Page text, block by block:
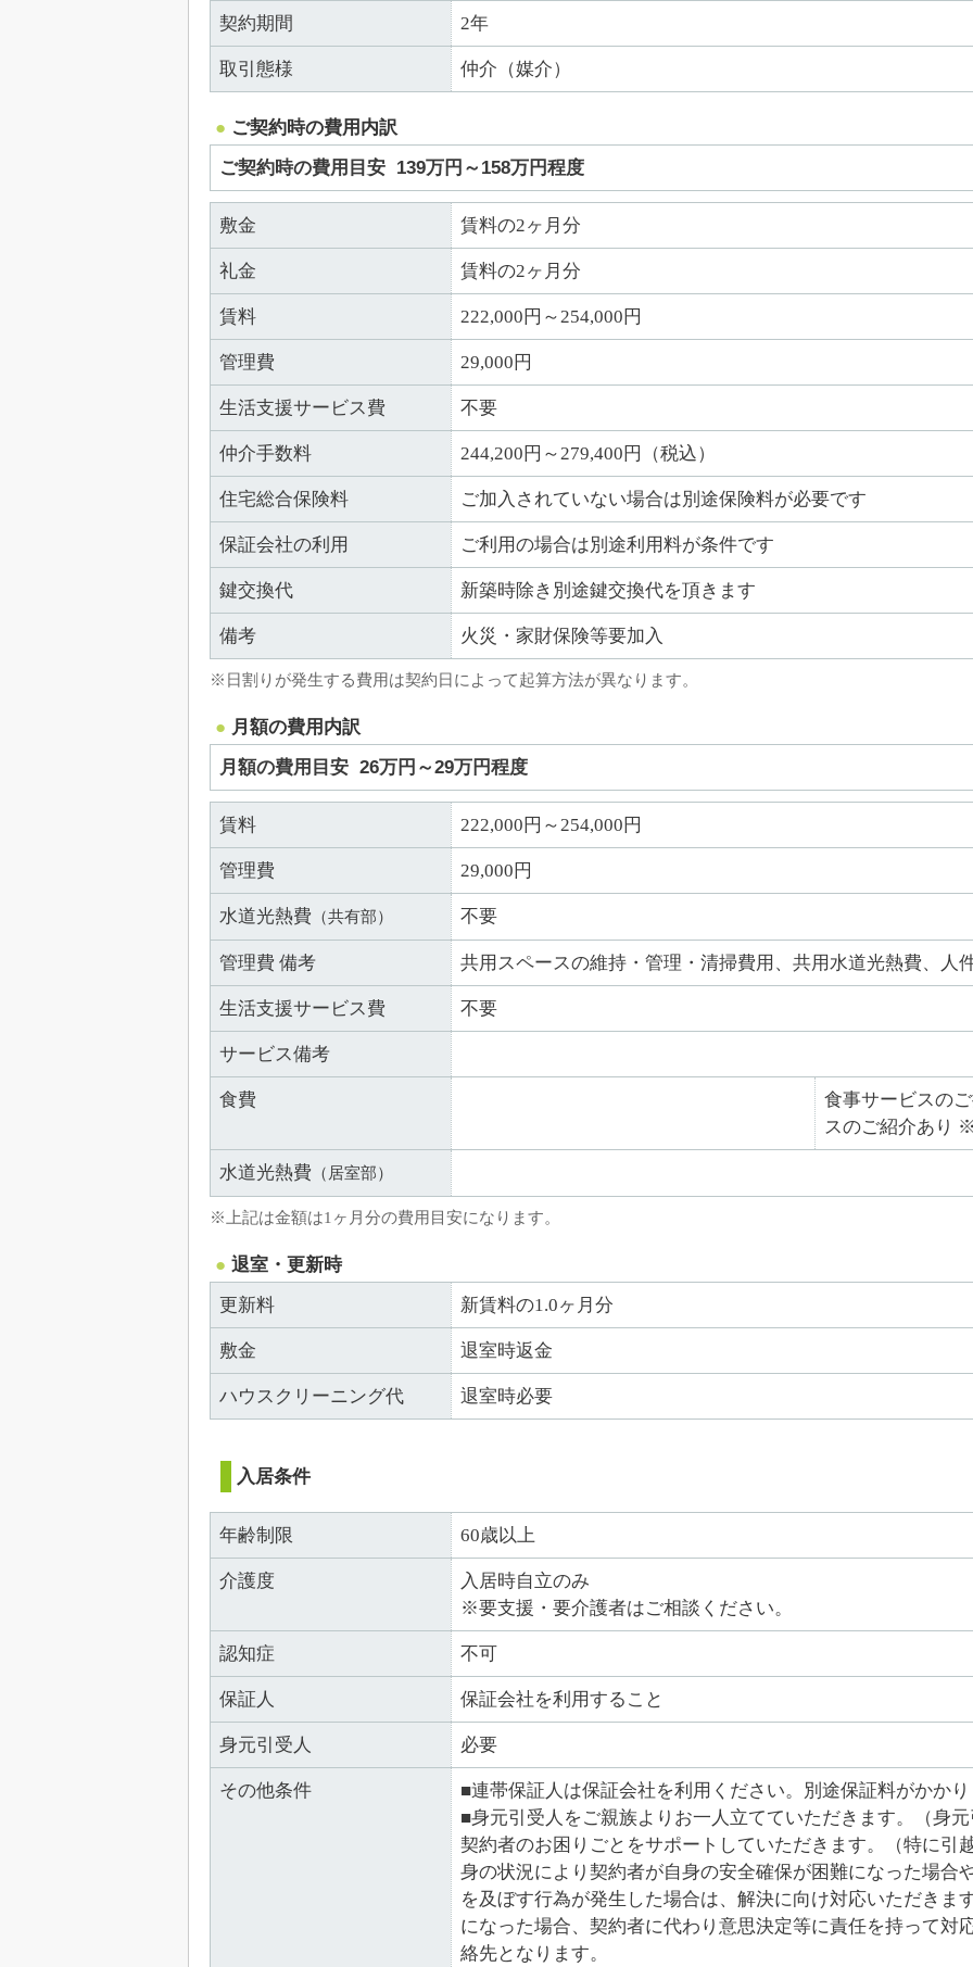
契約期間 2年
取引態様 仲介（媒介）
ご契約時の費用内訳
ご契約時の費用目安 139万円～158万円程度
敷金 賃料の2ヶ月分
礼金 賃料の2ヶ月分
賃料 222,000円～254,000円
管理費 29,000円
生活支援サービス費 不要
仲介手数料 244,200円～279,400円（税込）
住宅総合保険料 ご加入されていない場合は別途保険料が必要です
保証会社の利用 ご利用の場合は別途利用料が条件です
鍵交換代 新築時除き別途鍵交換代を頂きます
備考 火災・家財保険等要加入
※日割りが発生する費用は契約日によって起算方法が異なります。
月額の費用内訳
月額の費用目安 26万円～29万円程度
賃料 222,000円～254,000円
管理費 29,000円
水道光熱費 （共有部） 不要
管理費 備考 共用スペースの維持・管理・清掃費用、共用水道光熱費、人
生活支援サービス費 不要
サービス備考
食費
食事サービスの
スのご紹介あり
水道光熱費 （居室部）
※上記は金額は1ヶ月分の費用目安になります。
退室・更新時
更新料
新賃料の1.0ヶ月分
敷金 退室時返金
ハウスクリーニング代 退室時必要
入居条件
年齢制限 60歳以上
介護度
入居時自立のみ
※要支援・要介護者はご相談ください。
認知症 不可
保証人 保証会社を利用すること
身元引受人 必要
その他条件
■連帯保証人は保証会社を利用ください。別途保証料がかか
■身元引受人をご親族よりお一人立てていただきます。（身
契約者のお困りごとをサポートしていただきます。（特に引
身の状況により契約者が自身の安全確保が困難になった場合
を及ぼす行為が発生した場合は、解決に向け対応いただきま
になった場合、契約者に代わり意思決定等に責任を持って対
絡先となります。